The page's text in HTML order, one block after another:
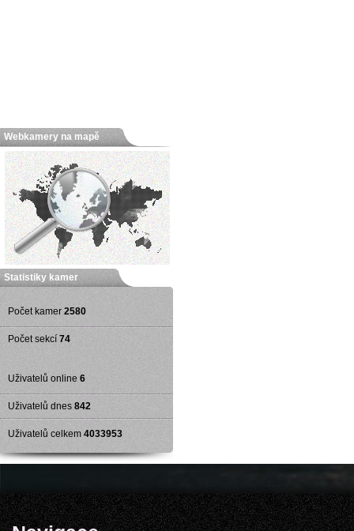
Webkamery na mapě
Statistiky kamer
Počet kamer 2580
Počet sekcí 74
Uživatelů online 6
Uživatelů dnes 842
Uživatelů celkem 4033953